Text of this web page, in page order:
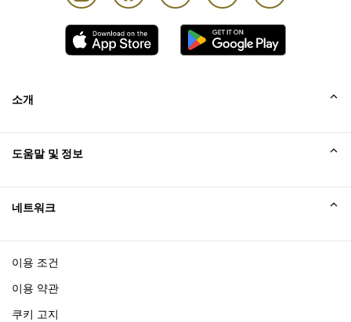
소개
Excellence Awards
블로그
도움말 및 정보
네트워크
이용 조건
이용 약관
쿠키 고지